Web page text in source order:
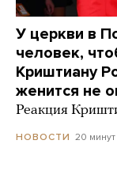
У церкви в
человек,
Криштиану
женится не
Реакция
НОВОСТИ 20 минут